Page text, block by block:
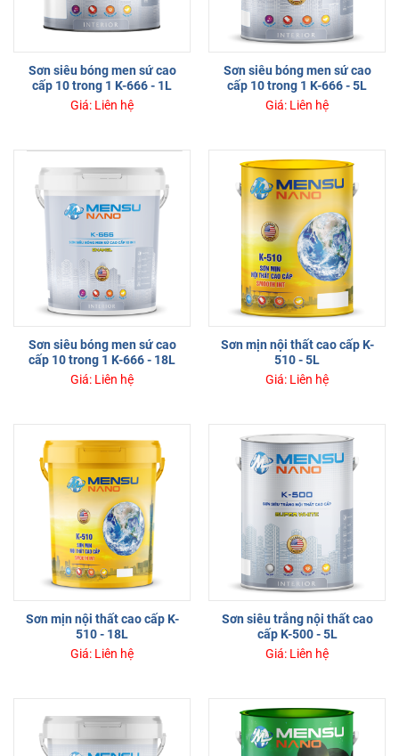
Sơn siêu bóng men sứ cao
cấp 10 trong 1 K-666 - 1L
Giá: Liên hệ
Sơn siêu bóng men sứ cao
cấp 10 trong 1 K-666 - 5L
Giá: Liên hệ
Sơn siêu bóng men sứ cao
cấp 10 trong 1 K-666 - 18L
Giá: Liên hệ
Sơn mịn nội thất cao cấp K-
510 - 5L
Giá: Liên hệ
Sơn mịn nội thất cao cấp K-
510 - 18L
Giá: Liên hệ
Sơn siêu trắng nội thất cao
cấp K-500 - 5L
Giá: Liên hệ